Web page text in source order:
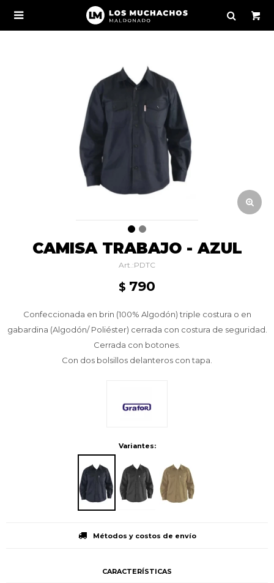

CAMISA TRABAJO - AZUL
PDTC
$ 790
Confeccionada en brin (100% Algodón) triple costura o en
gabardina (Algodón/ Poliéster) cerrada con costura de seguridad.
Cerrada con botones.
Con dos bolsillos delanteros con tapa.
Variantes:
Métodos y costos de envío
CARACTERÍSTICAS